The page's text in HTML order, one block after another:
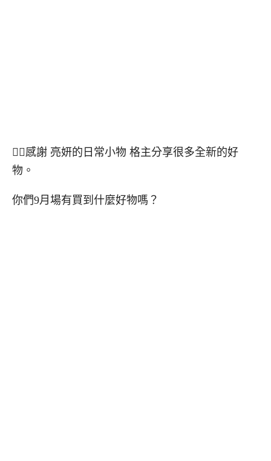
🙂‍↕️感謝 亮妍的日常小物 格主分享很多全新的好
物。
你們9月場有買到什麼好物嗎？